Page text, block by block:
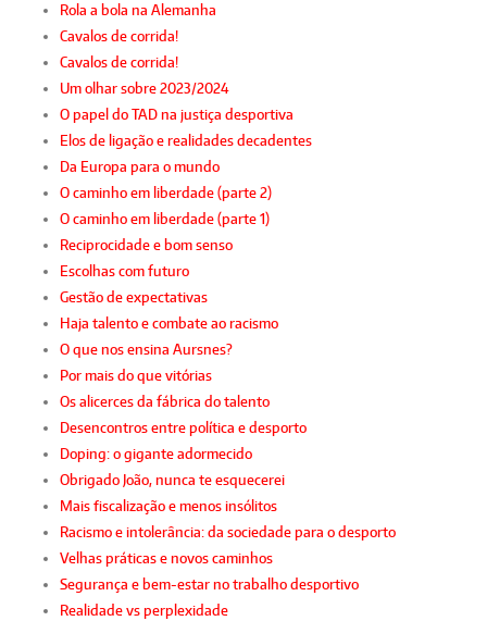
Rola a bola na Alemanha
Cavalos de corrida!
Cavalos de corrida!
Um olhar sobre 2023/2024
O papel do TAD na justiça desportiva
Elos de ligação e realidades decadentes
Da Europa para o mundo
O caminho em liberdade (parte 2)
O caminho em liberdade (parte 1)
Reciprocidade e bom senso
Escolhas com futuro
Gestão de expectativas
Haja talento e combate ao racismo
O que nos ensina Aursnes?
Por mais do que vitórias
Os alicerces da fábrica do talento
Desencontros entre política e desporto
Doping: o gigante adormecido
Obrigado João, nunca te esquecerei
Mais fiscalização e menos insólitos
Racismo e intolerância: da sociedade para o desporto
Velhas práticas e novos caminhos
Segurança e bem-estar no trabalho desportivo
Realidade vs perplexidade